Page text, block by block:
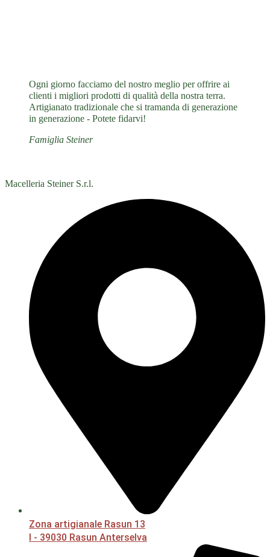
Ogni giorno facciamo del nostro meglio per offrire ai
clienti i migliori prodotti di qualità della nostra terra.
Artigianato tradizionale che si tramanda di generazione
in generazione - Potete fidarvi!
Famiglia Steiner
Macelleria Steiner S.r.l.
Zona artigianale Rasun 13
I - 39030 Rasun Anterselva